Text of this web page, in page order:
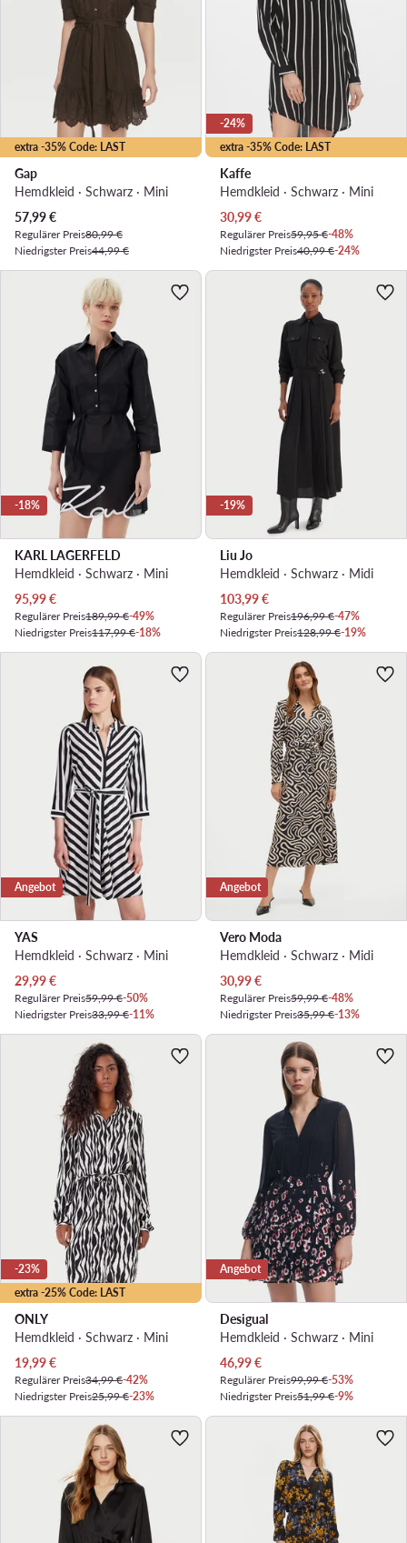
extra -35% Code: LAST
Gap
Hemdkleid · Schwarz · Mini
Aktueller Preis
57,99€
Regulärer Preis80,99 €
Niedrigster Preis44,99 €
extra -35% Code: LAST
-24%
Kaffe
Hemdkleid · Schwarz · Mini
Aktueller Preis
30,99€
Regulärer Preis59,95 €-48%
Niedrigster Preis40,99 €-24%
-18%
KARL LAGERFELD
Hemdkleid · Schwarz · Mini
Aktueller Preis
95,99€
Regulärer Preis189,99 €-49%
Niedrigster Preis117,99 €-18%
-19%
Liu Jo
Hemdkleid · Schwarz · Midi
Aktueller Preis
103,99€
Regulärer Preis196,99 €-47%
Niedrigster Preis128,99 €-19%
Angebot
YAS
Hemdkleid · Schwarz · Mini
Aktueller Preis
29,99€
Regulärer Preis59,99 €-50%
Niedrigster Preis33,99 €-11%
Angebot
Vero Moda
Hemdkleid · Schwarz · Midi
Aktueller Preis
30,99€
Regulärer Preis59,99 €-48%
Niedrigster Preis35,99 €-13%
extra -25% Code: LAST
-23%
ONLY
Hemdkleid · Schwarz · Mini
Aktueller Preis
19,99€
Regulärer Preis34,99 €-42%
Niedrigster Preis25,99 €-23%
Angebot
Desigual
Hemdkleid · Schwarz · Mini
Aktueller Preis
46,99€
Regulärer Preis99,99 €-53%
Niedrigster Preis51,99 €-9%